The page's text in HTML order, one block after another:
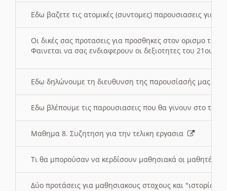
Εδω βαζετε τις ατομικές (συντομες) παρουσιασεις για
Οι δικές σας προτασεις για προσθηκες στον ορισμο
Φαινεται να σας ενδιαφερουν οι δεξιοτητες του 21ου
Εδω δηλώνουμε τη διευθυνση της παρουσίασής μας
Εδω βλέπουμε τις παρουσιασεις που θα γινουν στο
Μαθημα 8. Συζητηση για την τελικη εργασια
Τι θα μπορούσαν να κερδίσουν μαθησιακά οι μαθητές/
Δύο προτάσεις για μαθησιακους στοχους και "ιστορία"